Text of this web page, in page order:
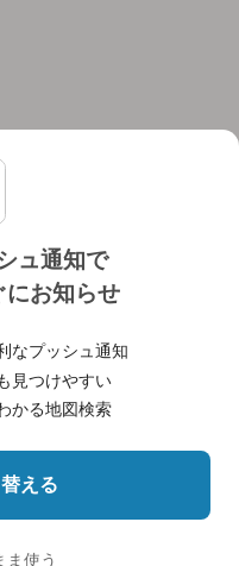
ュ通知で
にお知らせ
なプッシュ通知
見つけやすい
かる地図検索
える
ま使う
利用規約
採用情報
Ltd.